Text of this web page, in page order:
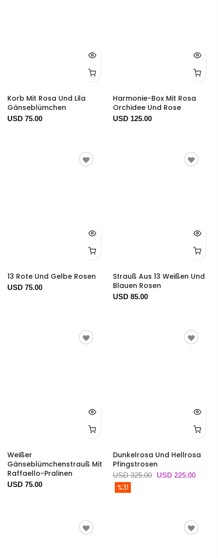
Korb Mit Rosa Und Lila
Gänseblümchen
USD 75.00
Harmonie-Box Mit Rosa
Orchidee Und Rose
USD 125.00
13 Rote Und Gelbe Rosen
USD 75.00
Strauß Aus 13 Weißen Und
Blauen Rosen
USD 85.00
Weißer
Gänseblümchenstrauß Mit
Raffaello-Pralinen
USD 75.00
Dunkelrosa Und Hellrosa
Pfingstrosen
USD 325.00 USD 225.00
%31